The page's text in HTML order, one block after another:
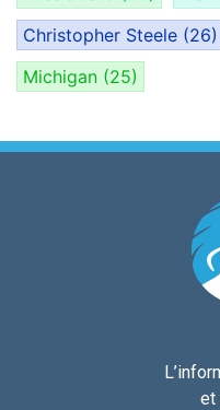
Christopher Steele (26)
Michigan (25)
et